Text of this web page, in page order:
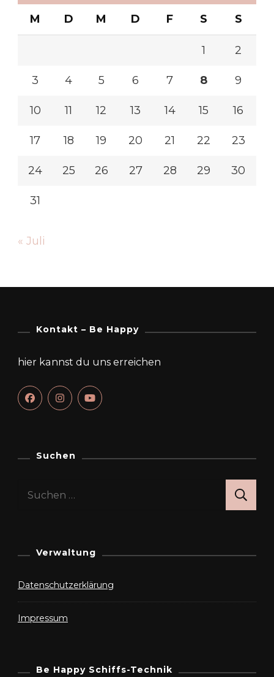
M D M D F S S
1 2
3 4 5 6 7 8 9
10 11 12 13 14 15 16
17 18 19 20 21 22 23
24 25 26 27 28 29 30
31
« Juli
Kontakt – Be Happy
hier kannst du uns erreichen
Suchen
Suchen
Verwaltung
Datenschutzerklärung
Impressum
Be Happy Schiffs-Technik